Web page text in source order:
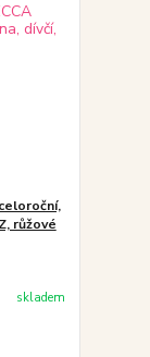
růžové
skladem